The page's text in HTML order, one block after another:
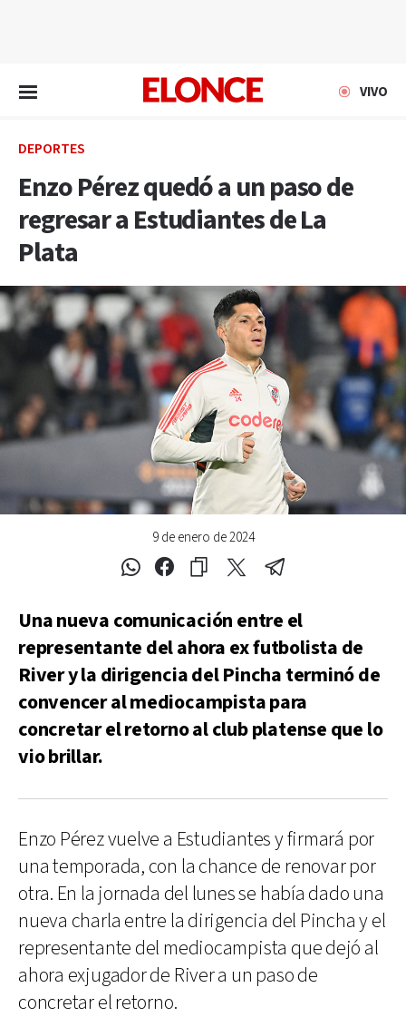
VIVO
DEPORTES
Enzo Pérez quedó a un paso de
regresar a Estudiantes de La
Plata
9 de enero de 2024
Una nueva comunicación entre el
representante del ahora ex futbolista de
River y la dirigencia del Pincha terminó de
convencer al mediocampista para
concretar el retorno al club platense que lo
vio brillar.
Enzo Pérez vuelve a Estudiantes y firmará por
una temporada, con la chance de renovar por
otra. En la jornada del lunes se había dado una
nueva charla entre la dirigencia del Pincha y el
representante del mediocampista que dejó al
ahora exjugador de River a un paso de
concretar el retorno.